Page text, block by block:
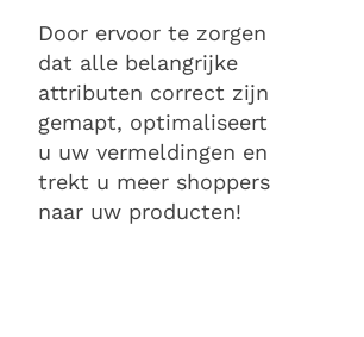
Door ervoor te zorgen
dat alle belangrijke
attributen correct zijn
gemapt, optimaliseert
u uw vermeldingen en
trekt u meer shoppers
naar uw producten!